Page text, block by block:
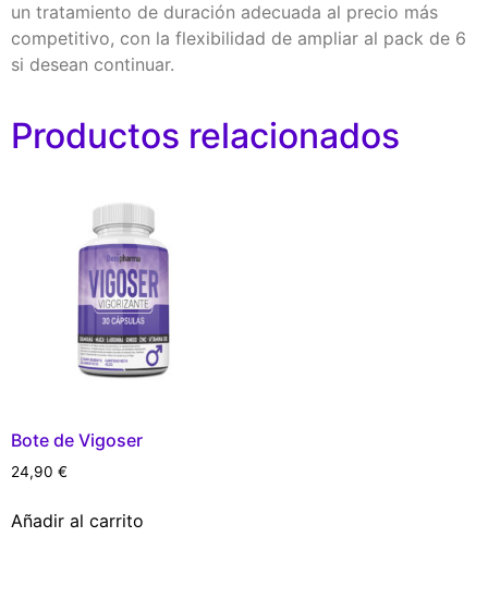
un tratamiento de duración adecuada al precio más
competitivo, con la flexibilidad de ampliar al pack de 6
si desean continuar.
Productos relacionados
Bote de Vigoser
24,90 €
Añadir al carrito